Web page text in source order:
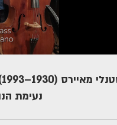
נעימת